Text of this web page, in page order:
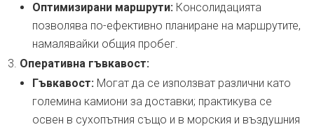
Оптимизирани маршрути: Консолидацията
позволява по-ефективно планиране на маршрутите,
намалявайки общия пробег.
Оперативна гъвкавост:
Гъвкавост: Могат да се използват различни като
големина камиони за доставки; практикува се
освен в сухопътния също и в морския и въздушния